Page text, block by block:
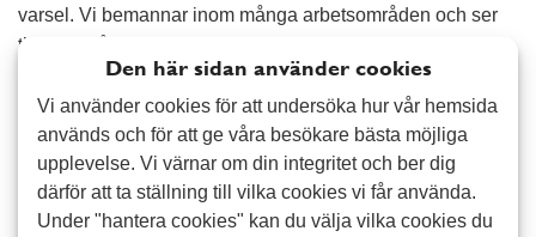
varsel. Vi bemannar inom många arbetsområden och ser
till att du får en flexibel lösning som fungerar i praktiken.
Tjänsten passar företag som vill slippa rekryteringskrångel,
vill ha avlastning i vardagen eller har variationer i
arbetsbelastningen.
Den här sidan använder cookies
Vi använder cookies för att undersöka hur vår hemsida
används och för att ge våra besökare bästa möjliga
upplevelse. Vi värnar om din integritet och ber dig
därför att ta ställning till vilka cookies vi får använda.
Under "hantera cookies" kan du välja vilka cookies du